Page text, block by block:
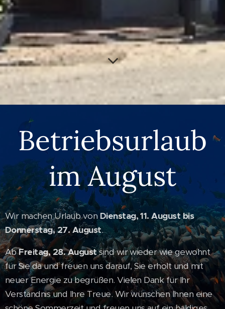
Betriebsurlaub
im August
Wir machen Urlaub von Dienstag, 11. August bis
Donnerstag, 27. August.
AbFreitag, 28. Augustsind wir wieder wie gewohnt
für Sie da und freuen uns darauf, Sie erholt und mit
neuer Energie zu begrüßen. Vielen Dank für Ihr
Verständnis und Ihre Treue. Wir wünschen Ihnen eine